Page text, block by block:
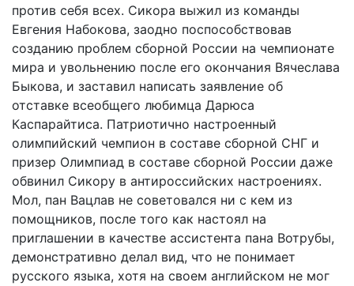
против себя всех. Сикора выжил из команды
Евгения Набокова, заодно поспособствовав
созданию проблем сборной России на чемпионате
мира и увольнению после его окончания Вячеслава
Быкова, и заставил написать заявление об
отставке всеобщего любимца Дарюса
Каспарайтиса. Патриотично настроенный
олимпийский чемпион в составе сборной СНГ и
призер Олимпиад в составе сборной России даже
обвинил Сикору в антироссийских настроениях.
Мол, пан Вацлав не советовался ни с кем из
помощников, после того как настоял на
приглашении в качестве ассистента пана Вотрубы,
демонстративно делал вид, что не понимает
русского языка, хотя на своем английском не мог